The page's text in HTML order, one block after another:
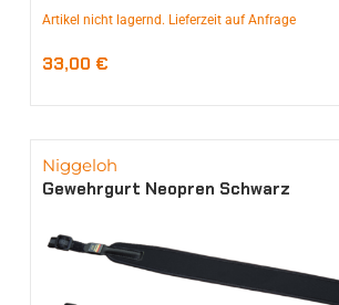
Artikel nicht lagernd. Lieferzeit auf Anfrage
33,00 €
Niggeloh
Gewehrgurt Neopren Schwarz